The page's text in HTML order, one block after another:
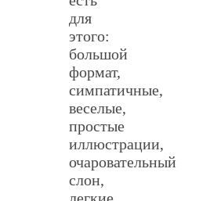
для
этого:
большой
формат,
симпатичные,
веселые,
простые
иллюстрации,
очаровательный
слон,